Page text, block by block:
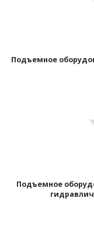
Подъемное
Подъемное